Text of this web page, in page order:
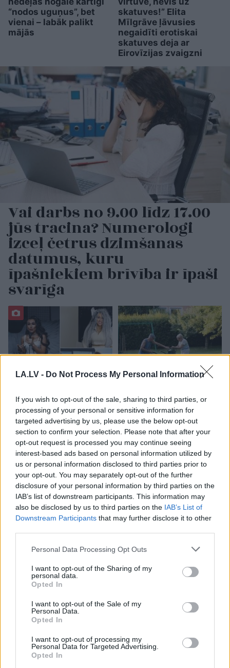
LA.LV - Do Not Process My Personal Information
If you wish to opt-out of the sale, sharing to third parties, or
processing of your personal or sensitive information for
targeted advertising by us, please use the below opt-out
section to confirm your selection. Please note that after your
opt-out request is processed you may continue seeing
interest-based ads based on personal information utilized by
us or personal information disclosed to third parties prior to
your opt-out. You may separately opt-out of the further
disclosure of your personal information by third parties on the
IAB’s list of downstream participants. This information may
also be disclosed by us to third parties on the IAB’s List of
Downstream Participants that may further disclose it to other
Please note that this website/app uses one or more Google
not limited to your visit or usage behaviour. You may click to
grant or deny consent to Google and its third-party tags to
use your data for below specified purposes in below Google
consent section.
Personal Data Processing Opt Outs
I want to opt-out of the Sharing of my
personal data.
Opted In
I want to opt-out of the Sale of my
Personal Data.
Opted In
I want to opt-out of processing my
Personal Data for Targeted Advertising.
Opted In
“nodos uguņus”, bet
vienai – labāk palikt
mājās
skatuves!” Elita
Mīlgrāve ļāvusies
negaidīti erotiskai
skatuves deja ar
Eirovīzijas zvaigzni
Vai darbs no 9.00 līdz 17.00
jūs tracina? Numerologi
izceļ četrus dzimšanas
datumus, kuru
īpašniekiem brīvība ir īpaši
svarīga
“Esneesmu muļķe!”
Elīna Didrihsone atklāj,
kā iemācījusies
sadzīvot ar visu, kas
par viņu tiek runāts
Horoskopi 7. augustam.
Šodien vislabāk par tevi
runās paveiktais, tāpēc
nav nepieciešams visu
sīki skaidrot
Valainis aprēķinājis, cik
“airBaltic” jau izmaksājis
katram Latvijas
iedzīvotājam